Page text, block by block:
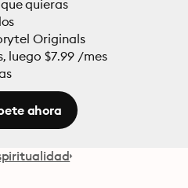
quieras
Originals
luego $7.99 /mes
ahora